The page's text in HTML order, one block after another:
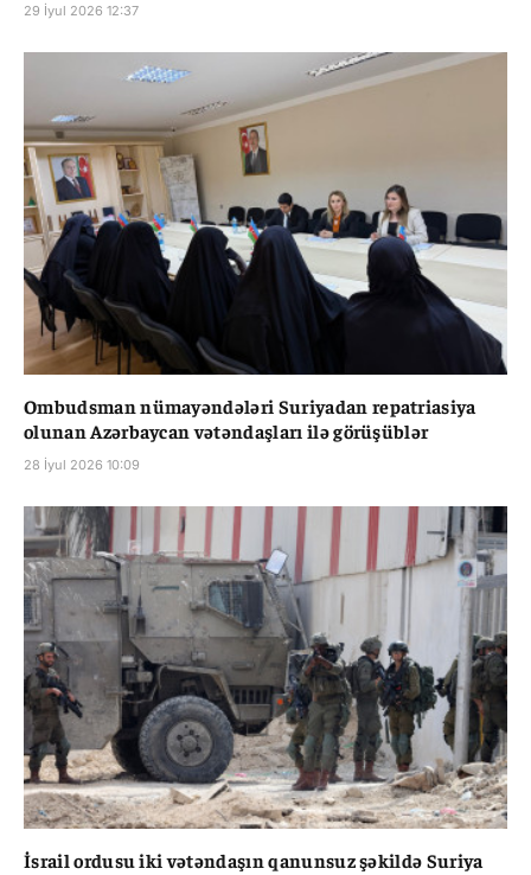
29 İyul 2026 12:37
Ombudsman nümayəndələri Suriyadan repatriasiya
olunan Azərbaycan vətəndaşları ilə görüşüblər
28 İyul 2026 10:09
İsrail ordusu iki vətəndaşın qanunsuz şəkildə Suriya